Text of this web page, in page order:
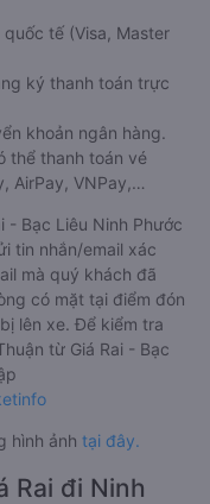
tế (Visa, Master
ký thanh toán trực
khoản ngân hàng.
thể thanh toán vé
AirPay, VNPay,…
- Bạc Liêu Ninh Phước
tin nhắn/email xác
mà quý khách đã
có mặt tại điểm đón
lên xe. Để kiểm tra
từ Giá Rai - Bạc
hình ảnh tại đây.
Rai đi Ninh